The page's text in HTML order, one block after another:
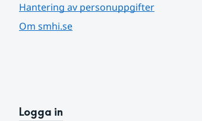
Hantering av personuppgifter
Om smhi.se
Logga in